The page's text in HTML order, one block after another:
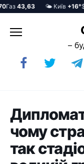
43,63 🌤️ Київ+16°$
до
–
чому
так